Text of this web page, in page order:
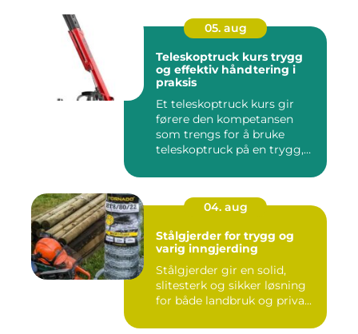
05. aug
Teleskoptruck kurs trygg
og effektiv håndtering i
praksis
Et teleskoptruck kurs gir
førere den kompetansen
som trengs for å bruke
teleskoptruck på en trygg,
04. aug
Stålgjerder for trygg og
varig inngjerding
Stålgjerder gir en solid,
slitesterk og sikker løsning
for både landbruk og priva...